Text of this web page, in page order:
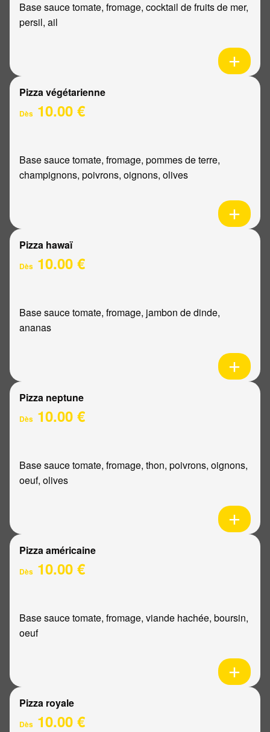
Base sauce tomate, fromage, cocktail de fruits de mer,
persil, ail
Pizza végétarienne
Dès 10.00 €
Base sauce tomate, fromage, pommes de terre,
champignons, poivrons, oignons, olives
Pizza hawaï
Dès 10.00 €
Base sauce tomate, fromage, jambon de dinde,
ananas
Pizza neptune
Dès 10.00 €
Base sauce tomate, fromage, thon, poivrons, oignons,
oeuf, olives
Pizza américaine
Dès 10.00 €
Base sauce tomate, fromage, viande hachée, boursin,
oeuf
Pizza royale
Dès 10.00 €